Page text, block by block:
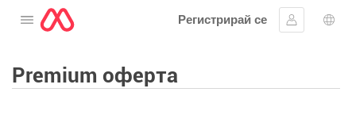
Отворете менюто
Регистрирай се
Впиши се
Premium оферта